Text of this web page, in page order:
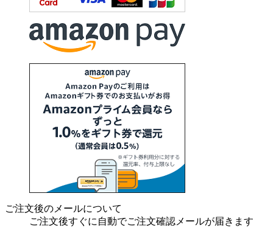
ご注文後のメールについて
ご注文後すぐに自動でご注文確認メールが届きます